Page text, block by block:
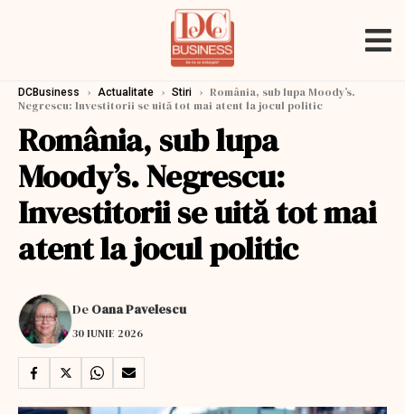
DCBusiness › Actualitate › Stiri › România, sub lupa Moody’s.
Negrescu: Investitorii se uită tot mai atent la jocul politic
România, sub lupa
Moody’s. Negrescu:
Investitorii se uită tot mai
atent la jocul politic
De Oana Pavelescu
30 IUNIE 2026